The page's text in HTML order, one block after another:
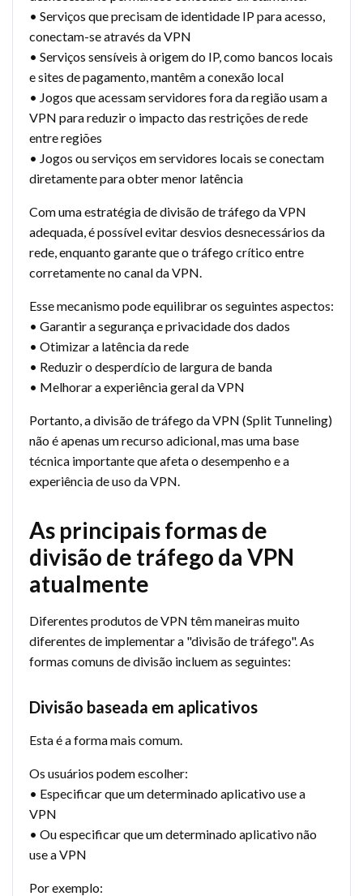
• Serviços que precisam de identidade IP para acesso,
conectam-se através da VPN
• Serviços sensíveis à origem do IP, como bancos locais
e sites de pagamento, mantêm a conexão local
• Jogos que acessam servidores fora da região usam a
VPN para reduzir o impacto das restrições de rede
entre regiões
• Jogos ou serviços em servidores locais se conectam
diretamente para obter menor latência
Com uma estratégia de divisão de tráfego da VPN
adequada, é possível evitar desvios desnecessários da
rede, enquanto garante que o tráfego crítico entre
corretamente no canal da VPN.
Esse mecanismo pode equilibrar os seguintes aspectos:
• Garantir a segurança e privacidade dos dados
• Otimizar a latência da rede
• Reduzir o desperdício de largura de banda
• Melhorar a experiência geral da VPN
Portanto, a divisão de tráfego da VPN (Split Tunneling)
não é apenas um recurso adicional, mas uma base
técnica importante que afeta o desempenho e a
experiência de uso da VPN.
As principais formas de
divisão de tráfego da VPN
atualmente
Diferentes produtos de VPN têm maneiras muito
diferentes de implementar a "divisão de tráfego". As
formas comuns de divisão incluem as seguintes:
Divisão baseada em aplicativos
Esta é a forma mais comum.
Os usuários podem escolher:
• Especificar que um determinado aplicativo use a
VPN
• Ou especificar que um determinado aplicativo não
use a VPN
Por exemplo: